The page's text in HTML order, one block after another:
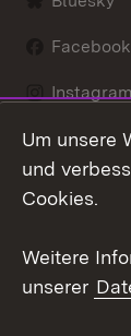
Facebook
LinkedIn
Um unsere
und
Cookies.
Weitere
unserer